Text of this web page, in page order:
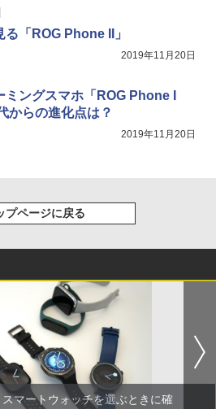
る「ROG Phone II」
2019年11月20日
ミングスマホ「ROG Phone I
からの進化点は？
2019年11月20日
プページに戻る
マートウォッチを選ぶときに確